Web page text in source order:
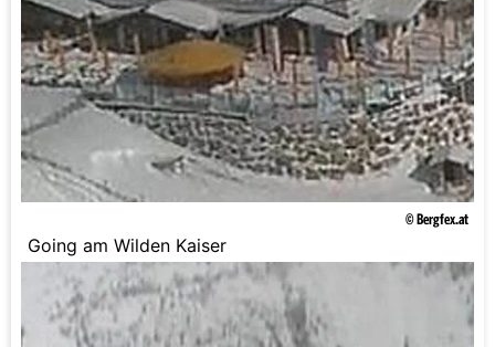
© Bergfex.at
Going am Wilden Kaiser